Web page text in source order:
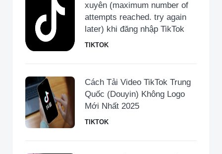
xuyên (maximum number of
attempts reached. try again
later) khi đăng nhập TikTok
TIKTOK
Cách Tải Video TikTok Trung
Quốc (Douyin) Không Logo
Mới Nhất 2025
TIKTOK